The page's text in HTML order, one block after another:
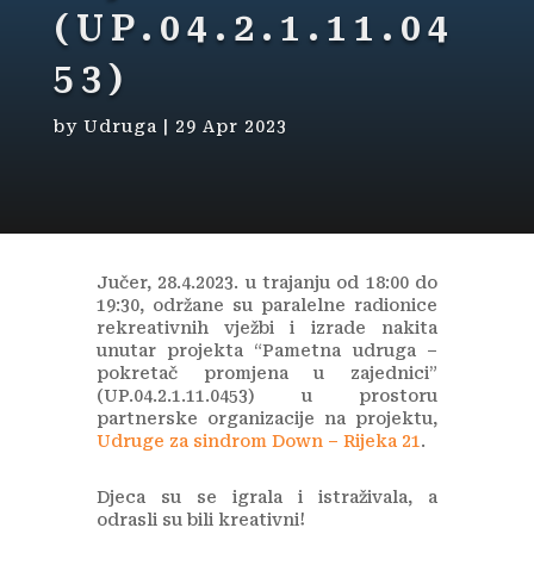
(UP.04.2.1.11.04
53)
by Udruga 29 Apr 2023
Jučer, 28.4.2023. u trajanju od 18:00 do
19:30, održane su paralelne radionice
rekreativnih vježbi i izrade nakita
unutar projekta “Pametna udruga –
pokretač promjena u zajednici”
(UP.04.2.1.11.0453) u prostoru
partnerske organizacije na projektu,
Udruge za sindrom Down – Rijeka 21 .
Djeca su se igrala i istraživala, a
odrasli su bili kreativni!